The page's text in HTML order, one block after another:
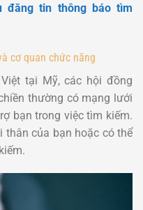
đăng tin thông báo tìm
cơ quan chức năng
tại Mỹ, các hội đồng
thường có mạng lưới
bạn trong việc tìm kiếm.
thân của bạn hoặc có thể